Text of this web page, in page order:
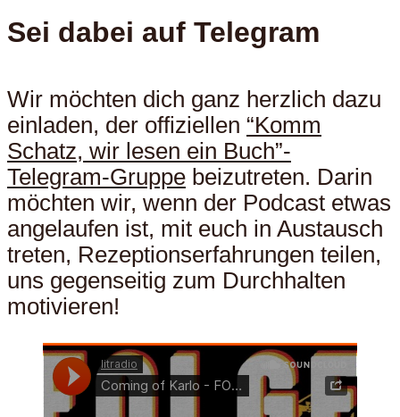
Sei dabei auf Telegram
Wir möchten dich ganz herzlich dazu
einladen, der offiziellen “Komm
Schatz, wir lesen ein Buch”-
Telegram-Gruppe beizutreten. Darin
möchten wir, wenn der Podcast etwas
angelaufen ist, mit euch in Austausch
treten, Rezeptionserfahrungen teilen,
uns gegenseitig zum Durchhalten
motivieren!